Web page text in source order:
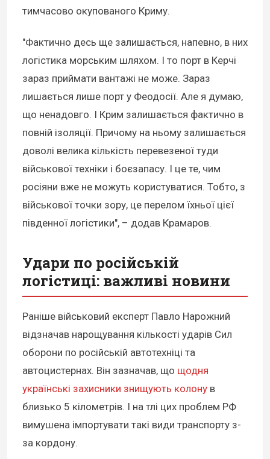
тимчасово окупованого Криму.
"Фактично десь ще залишається, напевно, в них
логістика морським шляхом. І то порт в Керчі
зараз приймати вантажі не може. Зараз
лишається лише порт у Феодосії. Але я думаю,
що ненадовго. І Крим залишається фактично в
повній ізоляції. Причому на ньому залишається
доволі велика кількість перевезеної туди
військової техніки і боєзапасу. І це те, чим
росіяни вже не можуть користуватися. Тобто, з
військової точки зору, це перелом їхньої цієї
південної логістики", – додав Крамаров.
Удари по російській
логістиці: важливі новини
Раніше військовий експерт Павло Нарожний
відзначав нарощування кількості ударів Сил
оборони по російській автотехніці та
автоцистернах. Він зазначав, що щодня
українські захисники знищують колону в
близько 5 кілометрів. І на тлі цих проблем РФ
вимушена імпортувати такі види транспорту з-
за кордону.